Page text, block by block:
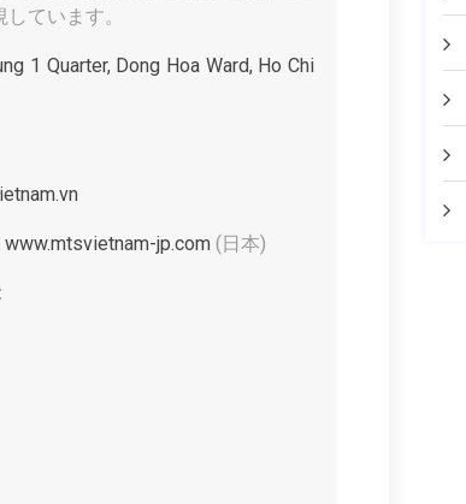
ています。
1 Quarter, Dong Hoa Ward, Ho Chi
www.mtsvietnam-jp.com (日本)